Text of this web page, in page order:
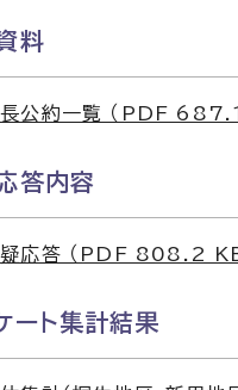
料
公約一覧 （PDF
答内容
応答 （PDF 808.2 KB
ート集計結果